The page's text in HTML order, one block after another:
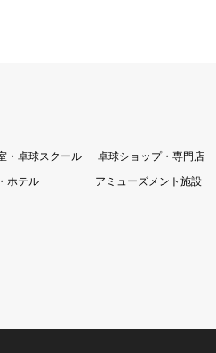
・卓球スクール
卓球ショップ・専門店
ホテル アミューズメント施設